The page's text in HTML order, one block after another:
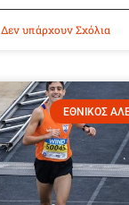
Δεν υπάρχουν Σχόλια
ΕΘΝΙΚΟΣ